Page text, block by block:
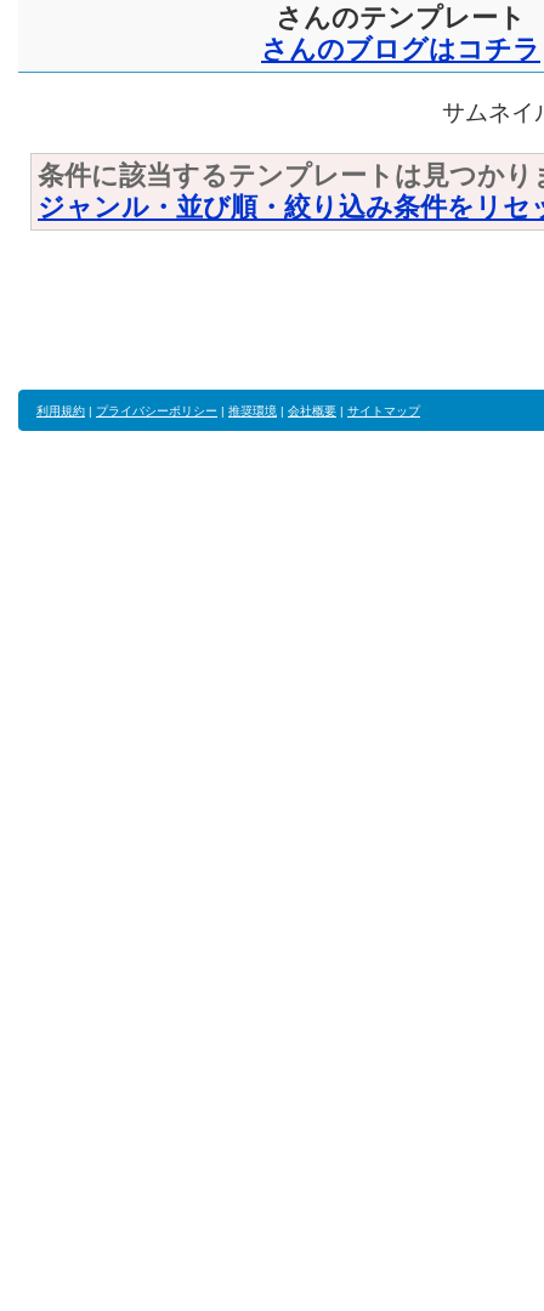
さんのテンプレート
さんのブログはコチラ
サムネイ
条件に該当するテンプレートは見つかり
ジャンル・並び順・絞り込み条件をリセ
利用規約 | プライバシーポリシー | 推奨環境 | 会社概要 | サイトマップ